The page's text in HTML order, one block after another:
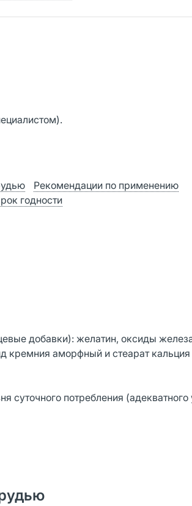
Рекомендации по применению
годности
добавки): желатин, оксиды
кремния аморфный и стеарат кальция
суточного потребления (адекватного